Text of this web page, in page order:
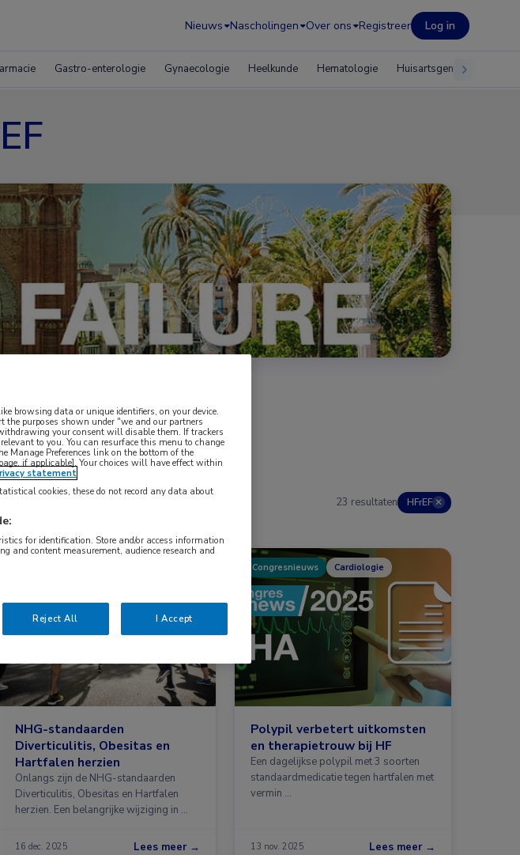
Nieuws Nascholingen Over ons Registreer Log in
Gastro-enterologie Gynaecologie Heelkunde Hematologie Huisartsgeneeskunde
23 resultaten HFrEF ✕
NHG-standaarden
Diverticulitis, Obesitas en
Hartfalen herzien
Onlangs zijn de NHG-standaarden
Diverticulitis, Obesitas en Hartfalen
herzien. Een belangrijke wijziging in …
16 dec. 2025 Lees meer →
Congresnieuws Cardiologie
Polypil verbetert uitkomsten
en therapietrouw bij HF
Een dagelijkse polypil met 3 soorten
standaardmedicatie tegen hartfalen met
vermin …
13 nov. 2025 Lees meer →
browsing data or unique identifiers, on your device.
the purposes shown under "we and our partners
your consent will disable them. If trackers
to you. You can resurface this menu to change
Manage Preferences link on the bottom of the
if applicable]. Your choices will have effect within
statement
cookies, these do not record any data about
for identification. Store and/or access information
and content measurement, audience research and
Reject All I Accept